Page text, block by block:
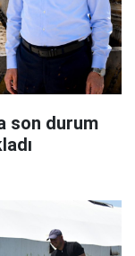
son durum